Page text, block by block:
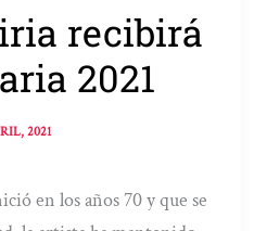
recibirá
2021
2021
en los años 70 y que se